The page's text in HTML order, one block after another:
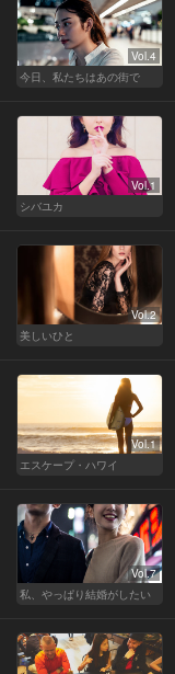
Vol.4
今日、私たちはあの街で
Vol.1
シバユカ
Vol.2
美しいひと
Vol.1
エスケープ・ハワイ
Vol.7
私、やっぱり結婚がしたい